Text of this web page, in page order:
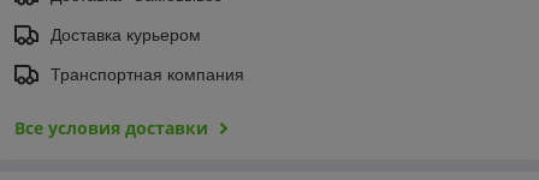
Доставка курьером
Транспортная компания
Все условия доставки